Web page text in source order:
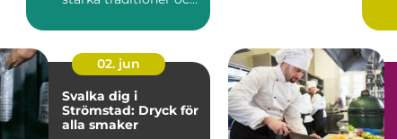
...
02. jun
Svalka dig i
Strömstad: Dryck för
alla smaker